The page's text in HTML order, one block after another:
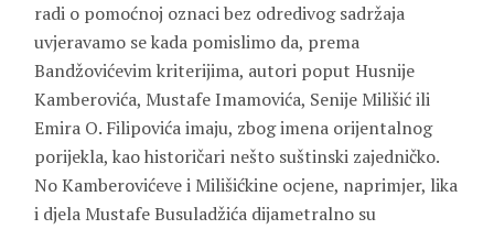
radi o pomoćnoj oznaci bez odredivog sadržaja
uvjeravamo se kada pomislimo da, prema
Bandžovićevim kriterijima, autori poput Husnije
Kamberovića, Mustafe Imamovića, Senije Milišić ili
Emira O. Filipovića imaju, zbog imena orijentalnog
porijekla, kao historičari nešto suštinski zajedničko.
No Kamberovićeve i Milišićkine ocjene, naprimjer, lika
i djela Mustafe Busuladžića dijametralno su